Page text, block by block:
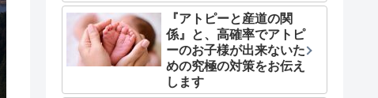
『アトピーと産道の関
係』と、高確率でアトピ
ーのお子様が出来ないた
めの究極の対策をお伝え
します